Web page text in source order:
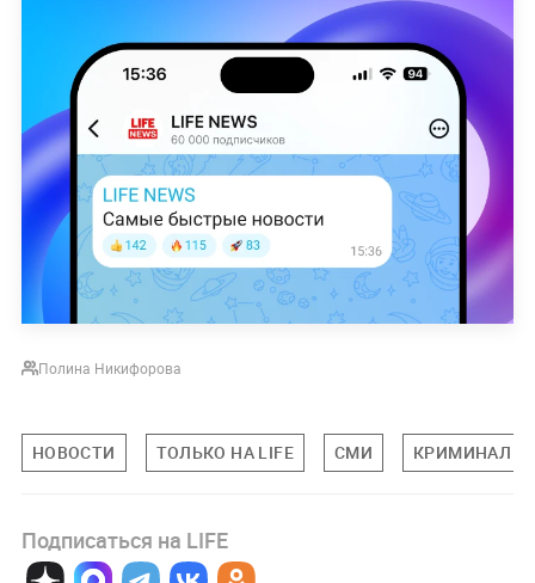
Полина Никифорова
НОВОСТИ ТОЛЬКО НА LIFE СМИ КРИМИНАЛ
Подписаться на LIFE